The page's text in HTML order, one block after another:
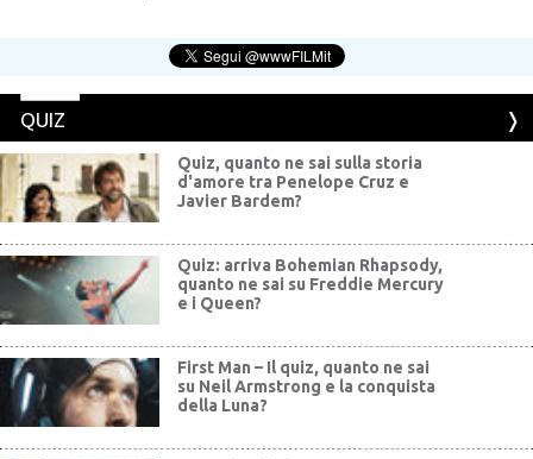
QUIZ
Quiz, quanto ne sai sulla storia
d'amore tra Penelope Cruz e
Javier Bardem?
Quiz: arriva Bohemian Rhapsody,
quanto ne sai su Freddie Mercury
e i Queen?
First Man – Il quiz, quanto ne sai
su Neil Armstrong e la conquista
della Luna?